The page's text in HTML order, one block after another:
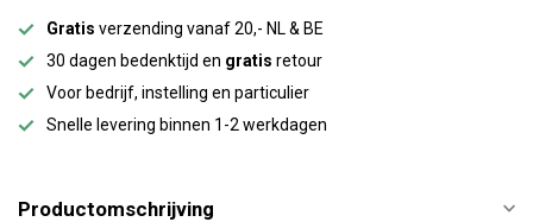
Gratis verzending vanaf 20,- NL & BE
30 dagen bedenktijd en gratis retour
Voor bedrijf, instelling en particulier
Snelle levering binnen 1-2 werkdagen
Productomschrijving